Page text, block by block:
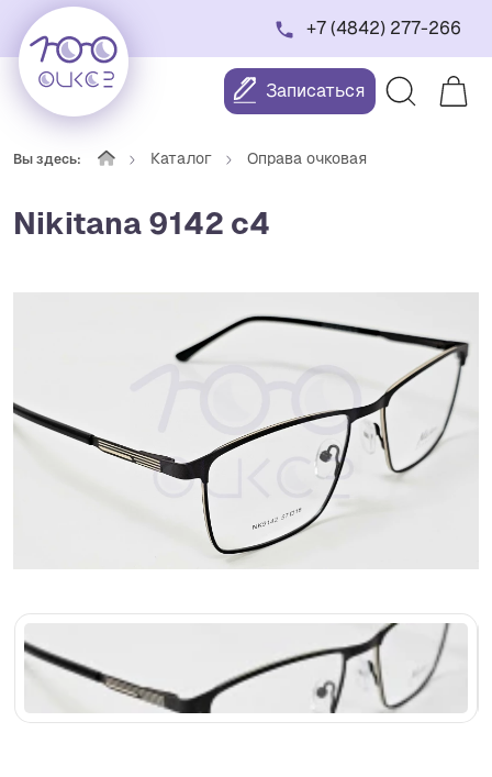
+7 (4842) 277-266
Записаться
Вы здесь: Каталог Оправа очковая
Nikitana 9142 c4